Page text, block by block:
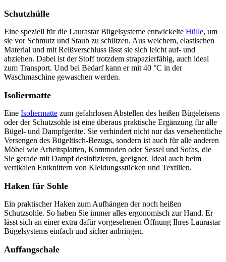
Schutzhülle
Eine speziell für die Laurastar Bügelsysteme entwickelte Hülle, um
sie vor Schmutz und Staub zu schützen. Aus weichem, elastischen
Material und mit Reißverschluss lässt sie sich leicht auf- und
abziehen. Dabei ist der Stoff trotzdem strapazierfähig, auch ideal
zum Transport. Und bei Bedarf kann er mit 40 °C in der
Waschmaschine gewaschen werden.
Isoliermatte
Eine Isoliermatte zum gefahrlosen Abstellen des heißen Bügeleisens
oder der Schutzsohle ist eine überaus praktische Ergänzung für alle
Bügel- und Dampfgeräte. Sie verhindert nicht nur das versehentliche
Versengen des Bügeltisch-Bezugs, sondern ist auch für alle anderen
Möbel wie Arbeitsplatten, Kommoden oder Sessel und Sofas, die
Sie gerade mit Dampf desinfizieren, geeignet. Ideal auch beim
vertikalen Entknittern von Kleidungsstücken und Textilien.
Haken für Sohle
Ein praktischer Haken zum Aufhängen der noch heißen
Schutzsohle. So haben Sie immer alles ergonomisch zur Hand. Er
lässt sich an einer extra dafür vorgesehenen Öffnung Ihres Laurastar
Bügelsystems einfach und sicher anbringen.
Auffangschale